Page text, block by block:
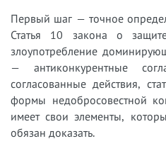
Первый шаг — точное
Статья 10 закона о
злоупотребление
— антиконкурентные
согласованные действия,
формы недобросовестной
имеет свои элементы,
обязан доказать.